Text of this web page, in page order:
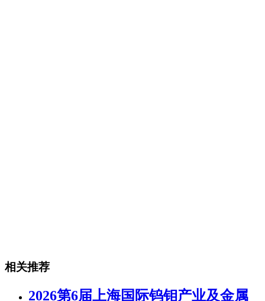
相关推荐
2026第6届上海国际钨钼产业及金属